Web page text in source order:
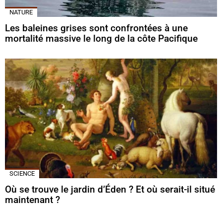
NATURE
Les baleines grises sont confrontées à une
mortalité massive le long de la côte Pacifique
SCIENCE
Où se trouve le jardin d’Éden ? Et où serait-il situé
maintenant ?